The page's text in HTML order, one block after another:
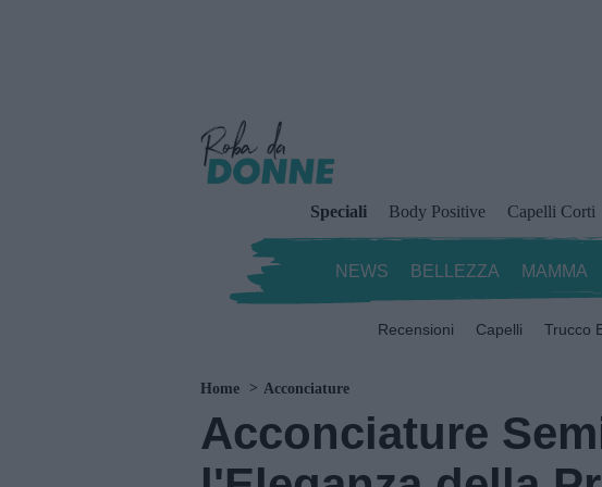
Speciali Body Positive Capelli Corti
NEWS BELLEZZA MAMMA
Recensioni Capelli Trucco
Home Acconciature
Acconciature